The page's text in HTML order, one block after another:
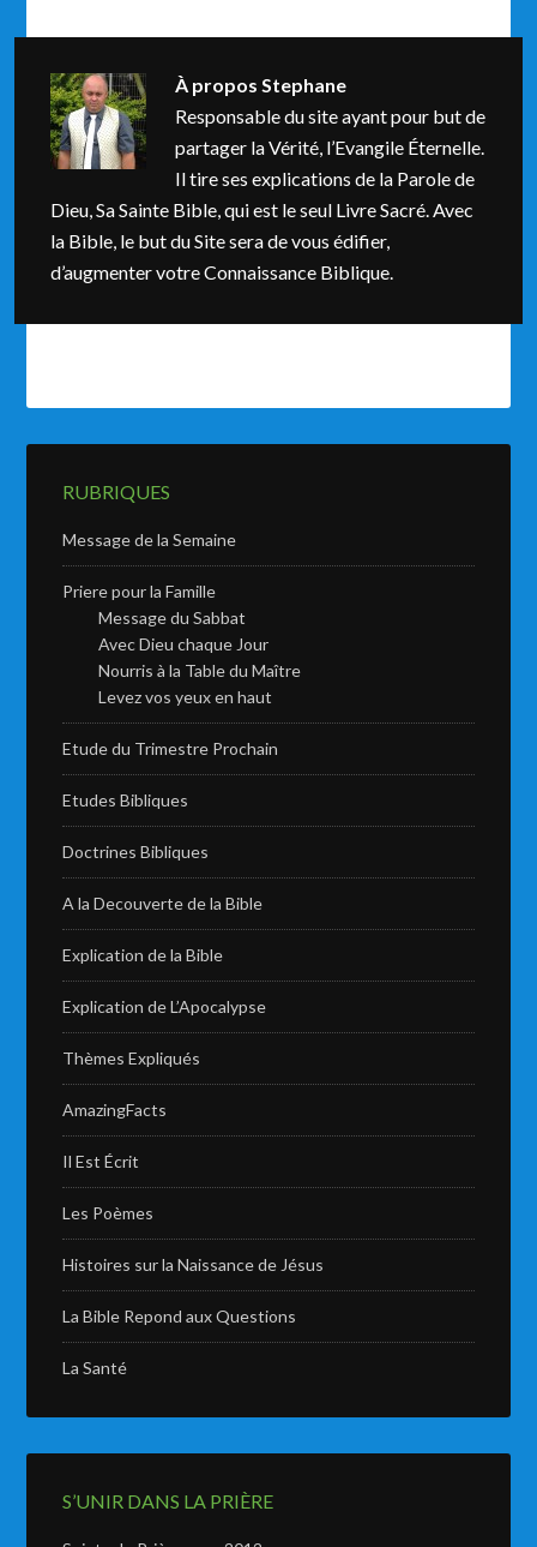
À proposStephane
Responsable du site ayant pour but de
partager la Vérité, l’Evangile Éternelle.
Il tire ses explications de la Parole de
Dieu, Sa Sainte Bible, qui est le seul Livre Sacré. Avec
la Bible, le but du Site sera de vous édifier,
d’augmenter votre Connaissance Biblique.
RUBRIQUES
Message de la Semaine
Priere pour la Famille
Message du Sabbat
Avec Dieu chaque Jour
Nourris à la Table du Maître
Levez vos yeux en haut
Etude du Trimestre Prochain
Etudes Bibliques
Doctrines Bibliques
A la Decouverte de la Bible
Explication de la Bible
Explication de L’Apocalypse
Thèmes Expliqués
AmazingFacts
Il Est Écrit
Les Poèmes
Histoires sur la Naissance de Jésus
La Bible Repond aux Questions
La Santé
S’UNIR DANS LA PRIÈRE